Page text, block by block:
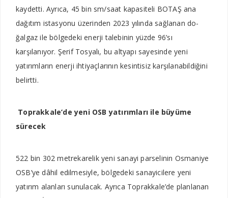
kaydetti. Ayrıca, 45 bin sm/saat kapasiteli BOTAŞ ana
dağıtım istasyonu üzerin­den 2023 yılında sağlanan do­
ğalgaz ile bölgedeki enerji tale­binin yüzde 96’sı
karşılanıyor. Şerif Tosyalı, bu altyapı saye­sinde yeni
yatırımların enerji ihtiyaçlarının kesintisiz karşı­lanabildiğini
belirtti.
Toprakkale’de yeni OSB yatırımları ile büyüme
sürecek
522 bin 302 metrekarelik yeni sanayi parselinin Osmaniye
OSB’ye dâhil edilmesiyle, bölgedeki sanayicilere yeni
yatırım alanları sunulacak. Ayrıca Toprakkale’de planlanan